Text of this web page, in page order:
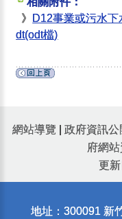
》
D12事業或污水
dt(odt檔)
網站導覽 政府資訊公
府網
更
地址：300091 新